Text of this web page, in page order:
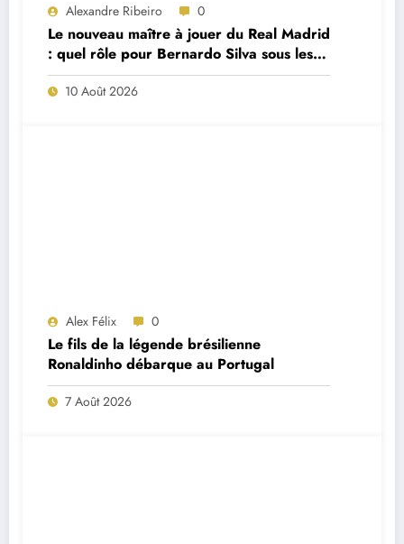
Alexandre Ribeiro 0
Le nouveau maître à jouer du Real Madrid
: quel rôle pour Bernardo Silva sous les
ordres de José Mourinho ?
10 Août 2026
Alex Félix 0
Le fils de la légende brésilienne
Ronaldinho débarque au Portugal
7 Août 2026